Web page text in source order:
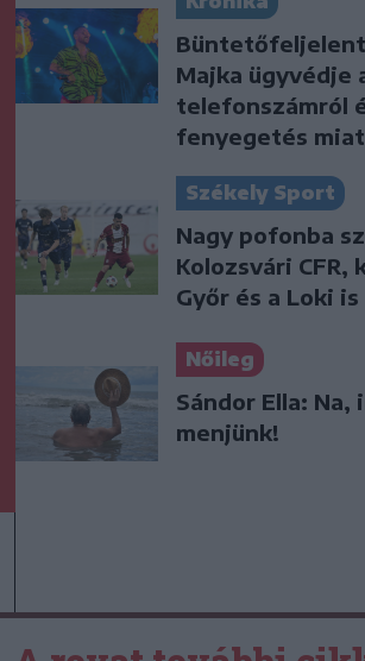
Majka ügyvédje
telefonszámról
fenyegetés
Székely Sport
Nagy pofonba
Kolozsvári CFR,
Győr és a Loki is
Nőileg
Sándor Ella: Na,
menjünk!